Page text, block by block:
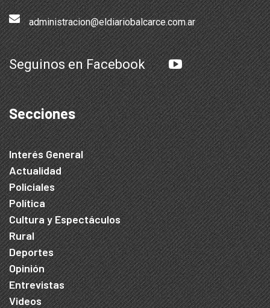
administracion@eldiariobalcarce.com.ar
Seguinos en Facebook
Secciones
Interés General
Actualidad
Policiales
Política
Cultura y Espectáculos
Rural
Deportes
Opinión
Entrevistas
Videos